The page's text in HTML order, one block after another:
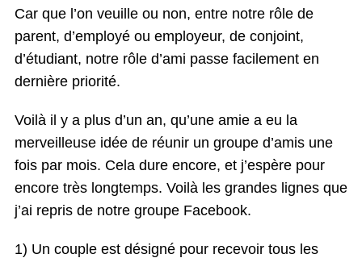
Car que l’on veuille ou non, entre notre rôle de
parent, d’employé ou employeur, de conjoint,
d’étudiant, notre rôle d’ami passe facilement en
dernière priorité.
Voilà il y a plus d’un an, qu’une amie a eu la
merveilleuse idée de réunir un groupe d’amis une
fois par mois. Cela dure encore, et j’espère pour
encore très longtemps. Voilà les grandes lignes que
j’ai repris de notre groupe Facebook.
1) Un couple est désigné pour recevoir tous les